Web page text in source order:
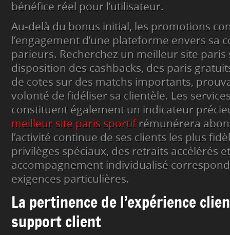
bénéfice réel pour l’utilisateur.
Au-delà du bonus initial, les promotions
l’engagement d’une plateforme envers sa
parieurs. Recherchez un meilleur site
disposition des cashbacks, des paris
de cotes sur des matchs importants,
volonté de fidéliser sa clientèle. Les
constituent également un indicateur
meilleur site paris sportifrémunérera
l’activité continue de ses clients les plus
privilèges spéciaux, des retraits accélérés
accompagnement individualisé
exigences particulières.
La pertinence de l’expérience
support client